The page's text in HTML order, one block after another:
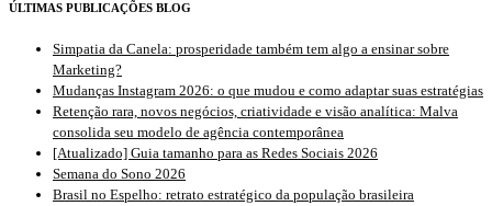
ÚLTIMAS PUBLICAÇÕES BLOG
Simpatia da Canela: prosperidade também tem algo a ensinar sobre
Marketing?
Mudanças Instagram 2026: o que mudou e como adaptar suas estratégias
Retenção rara, novos negócios, criatividade e visão analítica: Malva
consolida seu modelo de agência contemporânea
[Atualizado] Guia tamanho para as Redes Sociais 2026
Semana do Sono 2026
Brasil no Espelho: retrato estratégico da população brasileira